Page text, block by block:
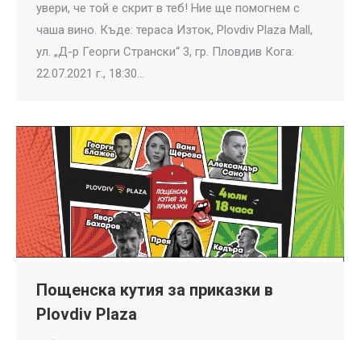
увери, че той е скрит в теб! Ние ще помогнем с
чаша вино. Къде: тераса Изток, Plovdiv Plaza Mall,
ул. „Д-р Георги Странски“ 3, гр. Пловдив Кога:
22.07.2021 г., 18:30…
Пощенска кутия за приказки в
Plovdiv Plaza